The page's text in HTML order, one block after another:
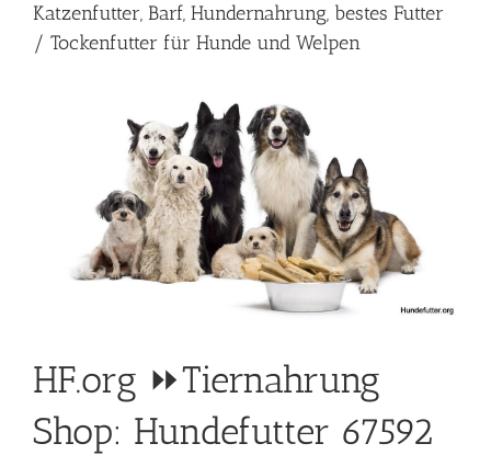
Katzenfutter, Barf, Hundernahrung, bestes Futter
/ Tockenfutter für Hunde und Welpen
HF.org ⏩Tiernahrung
Shop: Hundefutter 67592